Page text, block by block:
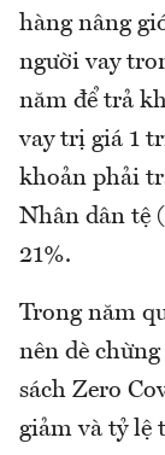
hàng nâng
người vay
năm để trả
vay trị giá 1
khoản phải
Nhân dân tệ
21%.
Trong năm
nên dè
sách Zero
giảm và tỷ lệ